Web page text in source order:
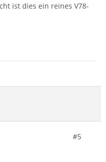
ist dies ein reines V78-
#5